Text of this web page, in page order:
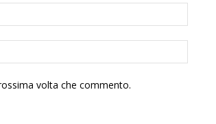
volta che commento.